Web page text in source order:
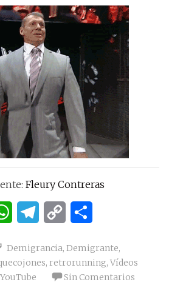
Fleury Contreras
WhatsAppTelegram
Copy
Demigrancia, Demigrante,
, retrorunning, Vídeos
YouTube Sin Comentarios